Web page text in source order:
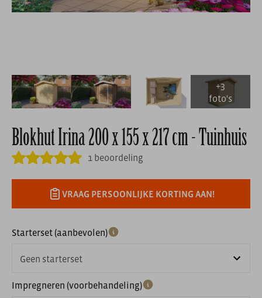
Blokhut Irina 200 x 155 x 217 cm - Tuinhuis
1 beoordeling
VRAAG PERSOONLIJKE KORTING AAN!
Starterset (aanbevolen)
Geen starterset
Impregneren (voorbehandeling)